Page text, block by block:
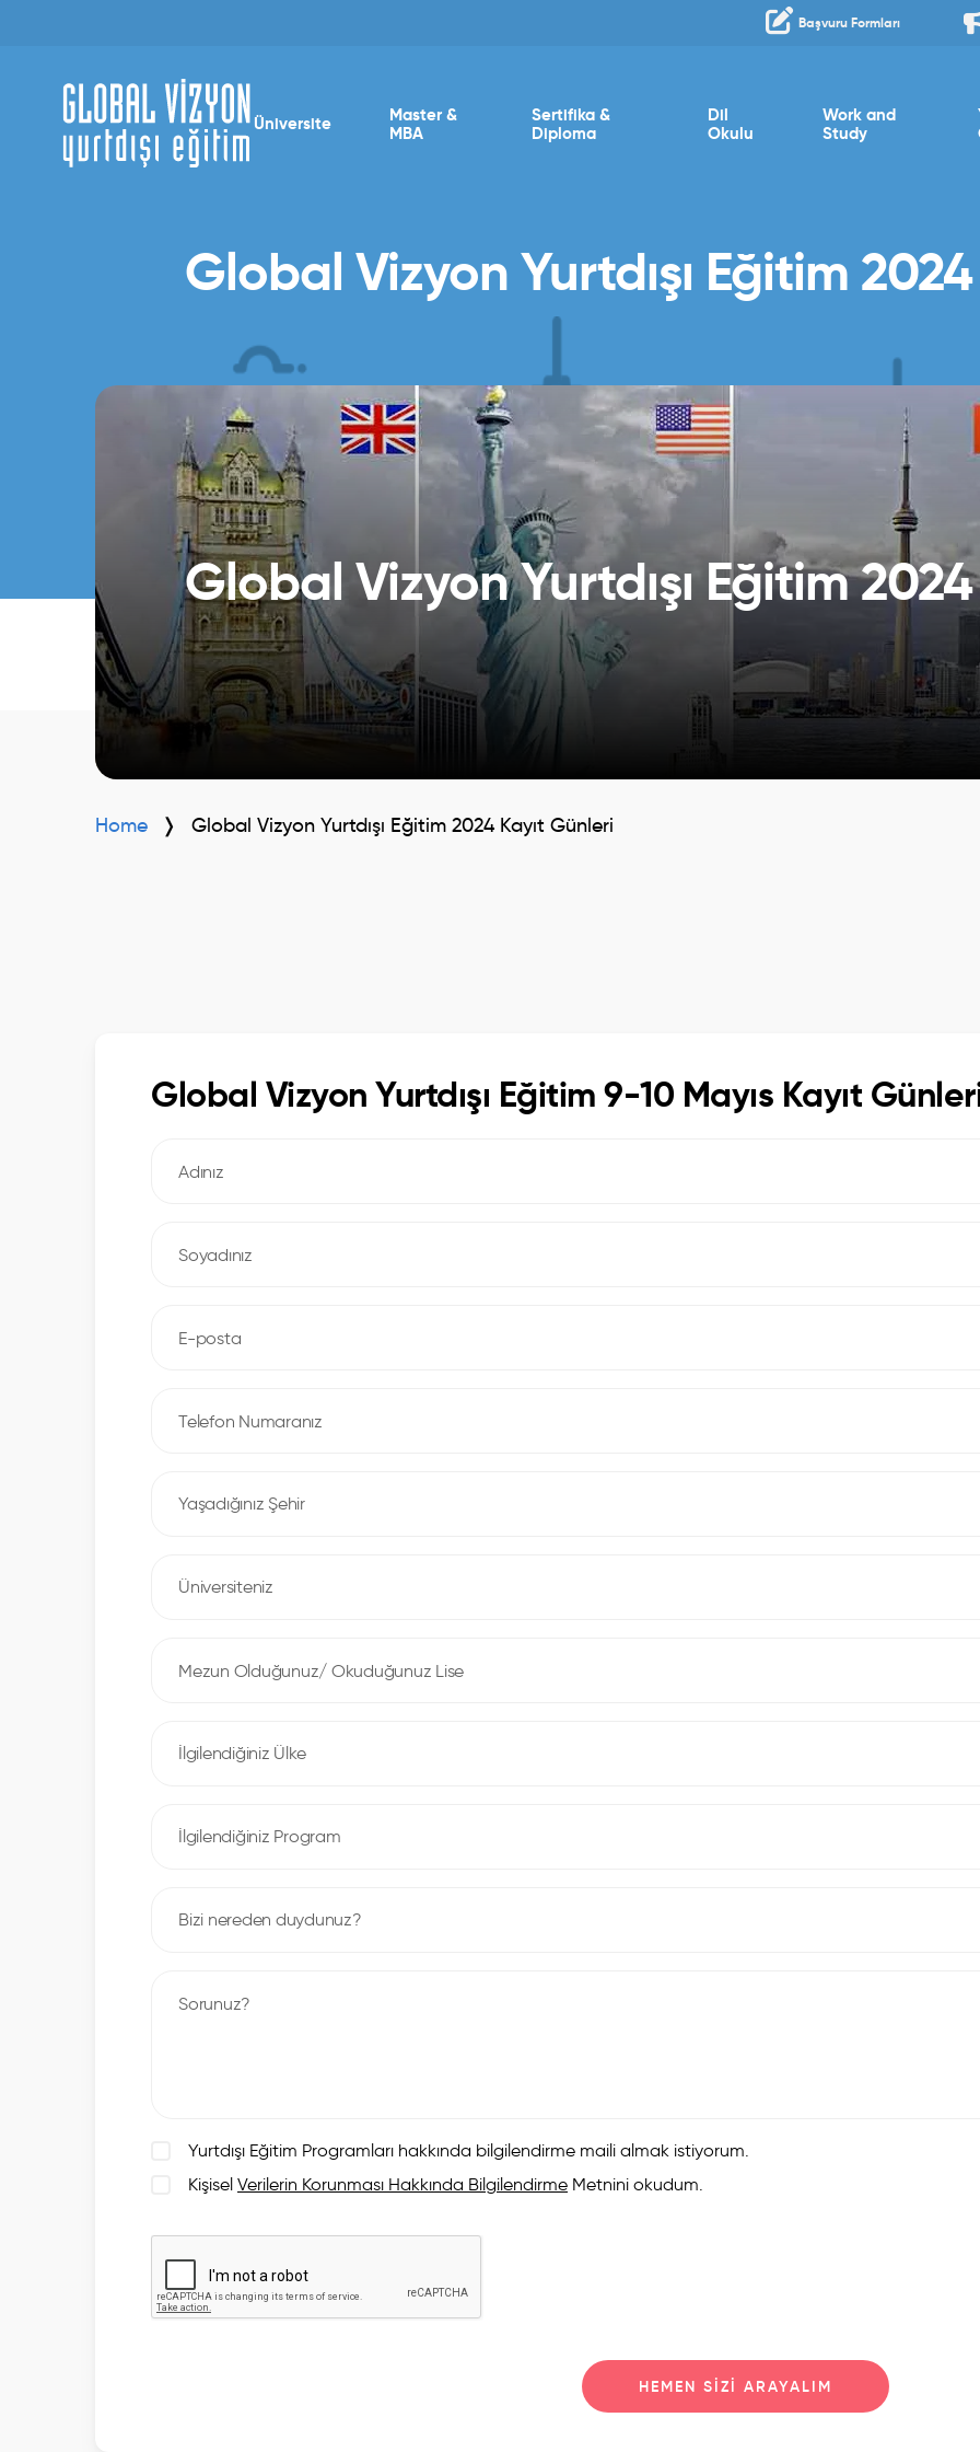
Başvuru Formları
Üniversite
Master &
MBA
Sertifika &
Diploma
Dil
Okulu
Work and
Study
Global Vizyon Yurtdışı Eğitim
Global Vizyon Yurtdışı Eğitim
Home Global Vizyon Yurtdışı Eğitim 2024 Kayıt Günleri
Global Vizyon Yurtdışı Eğitim 9-10 Mayıs Kayıt
Yaşadığınız Şehir
Üniversiteniz
İlgilendiğiniz Ülke
İlgilendiğiniz Program
Bizi nereden duydunuz?
Yurtdışı Eğitim Programları hakkında bilgilendirme maili almak istiyorum.
Kişisel Verilerin Korunması Hakkında Bilgilendirme Metnini okudum.
HEMEN SIZI ARAYALIM